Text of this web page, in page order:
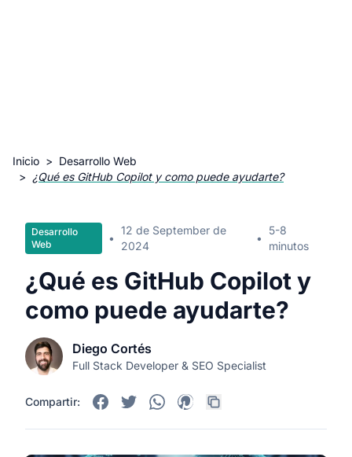
Inicio > Desarrollo Web
> ¿Qué es GitHub Copilot y como puede ayudarte?
Desarrollo
Web
•
12 de September de
2024
•
5-8
minutos
¿Qué es GitHub Copilot y
como puede ayudarte?
Diego Cortés
Full Stack Developer & SEO Specialist
Compartir: